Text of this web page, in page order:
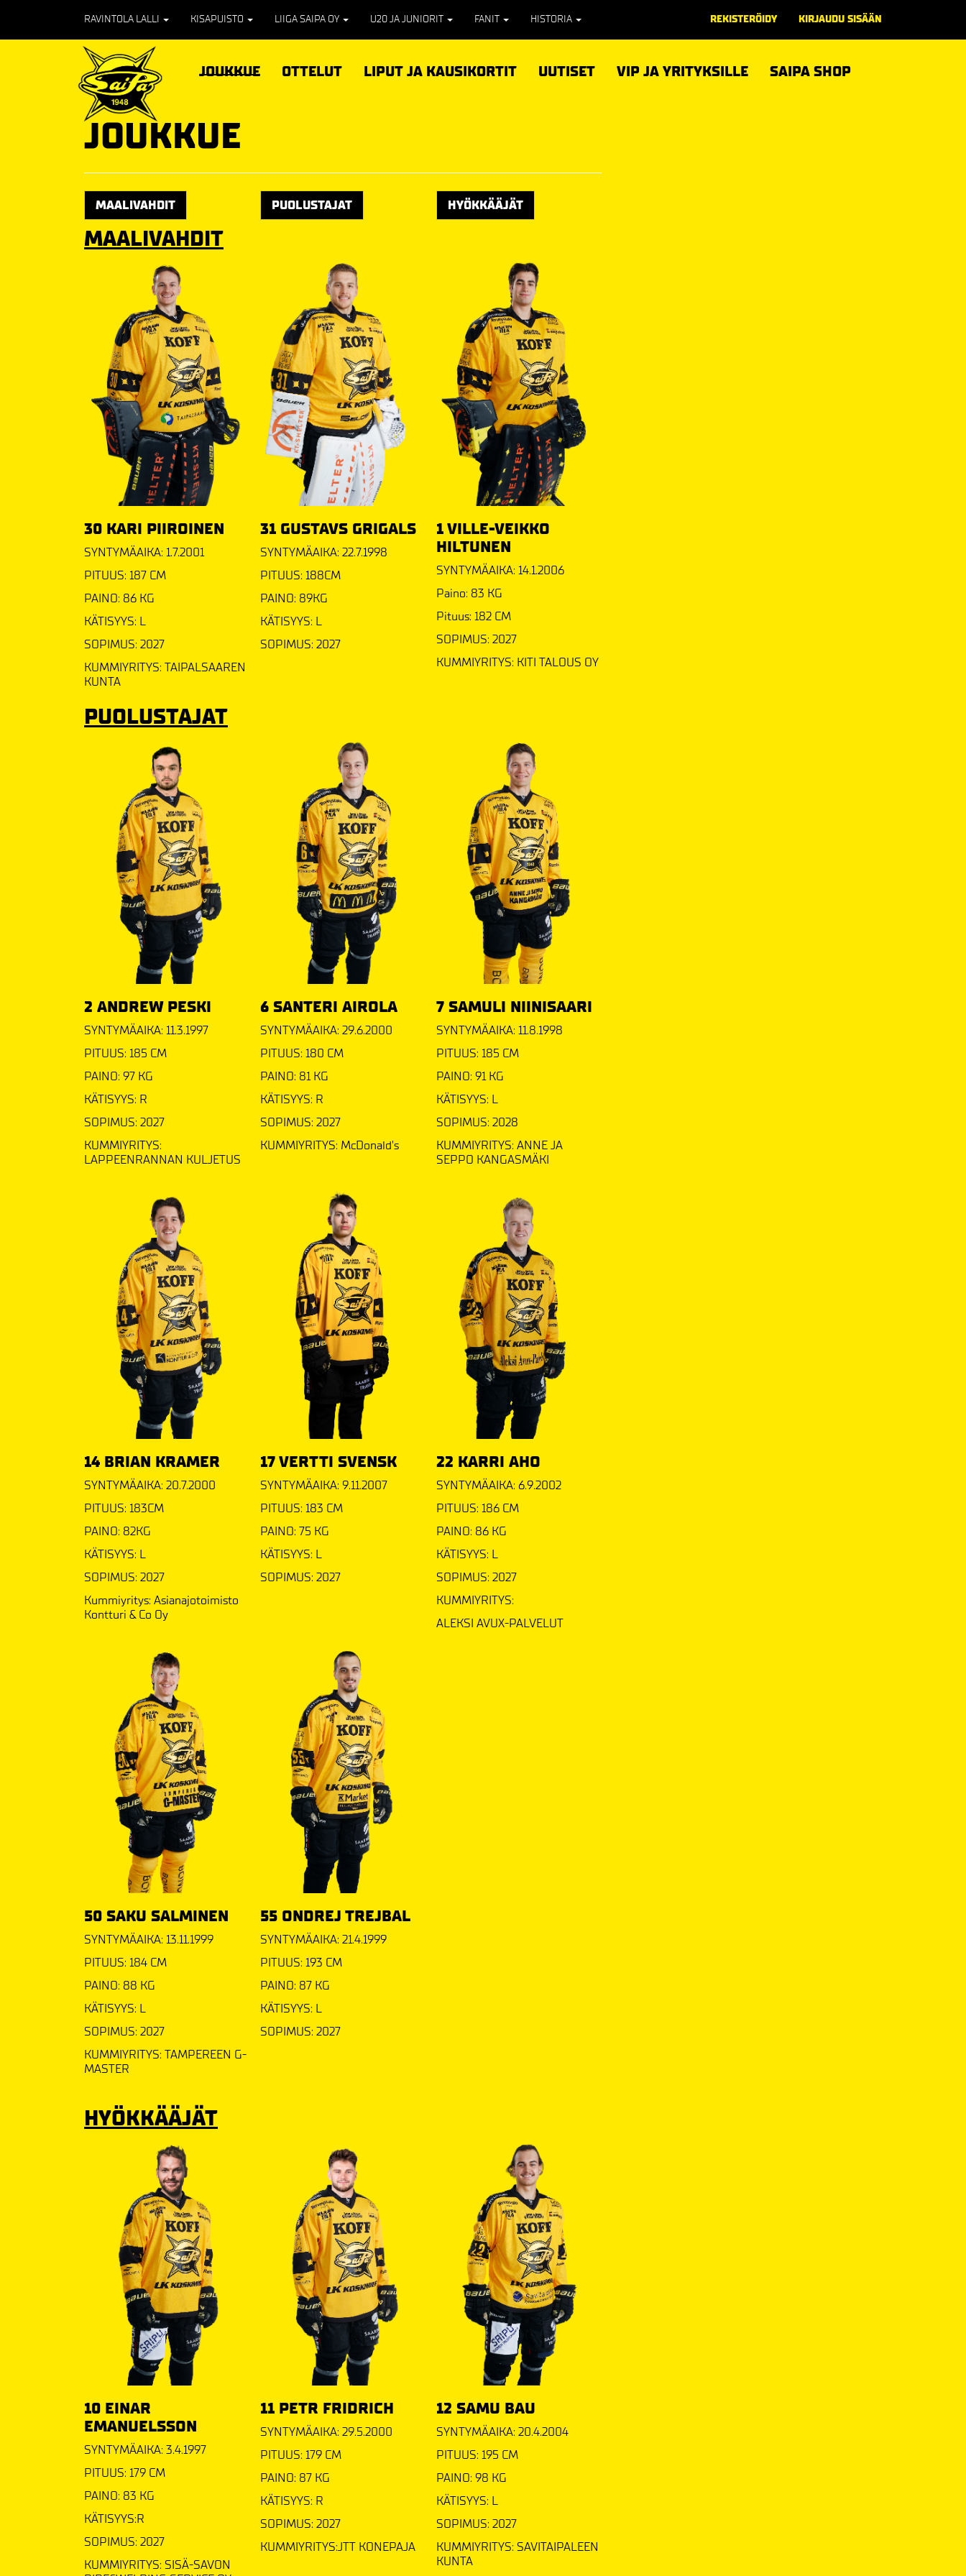
RAVINTOLA LALLI KISAPUISTO LIIGA SAIPA OY U20 JA JUNIORIT FANIT HISTORIA REKISTERÖIDY KIRJAUDU SISÄÄN
JOUKKUE OTTELUT LIPUT JA KAUSIKORTIT UUTISET VIP JA YRITYKSILLE SAIPA SHOP
JOUKKUE
MAALIVAHDIT PUOLUSTAJAT HYÖKKÄÄJÄT
MAALIVAHDIT
30 KARI PIIROINEN
SYNTYMÄAIKA: 1.7.2001
PITUUS: 187 CM
PAINO: 86 KG
KÄTISYYS: L
SOPIMUS: 2027
KUMMIYRITYS: TAIPALSAAREN
KUNTA
31 GUSTAVS GRIGALS
SYNTYMÄAIKA: 22.7.1998
PITUUS: 188CM
PAINO: 89KG
KÄTISYYS: L
SOPIMUS: 2027
1 VILLE-VEIKKO
HILTUNEN
SYNTYMÄAIKA: 14.1.2006
Paino: 83 KG
Pituus: 182 CM
SOPIMUS: 2027
KUMMIYRITYS: KITI TALOUS OY
PUOLUSTAJAT
2 ANDREW PESKI
SYNTYMÄAIKA: 11.3.1997
PITUUS: 185 CM
PAINO: 97 KG
KÄTISYYS: R
SOPIMUS: 2027
KUMMIYRITYS:
LAPPEENRANNAN KULJETUS
6 SANTERI AIROLA
SYNTYMÄAIKA: 29.6.2000
PITUUS: 180 CM
PAINO: 81 KG
KÄTISYYS: R
SOPIMUS: 2027
KUMMIYRITYS: McDonald's
7 SAMULI NIINISAARI
SYNTYMÄAIKA: 11.8.1998
PITUUS: 185 CM
PAINO: 91 KG
KÄTISYYS: L
SOPIMUS: 2028
KUMMIYRITYS: ANNE JA
SEPPO KANGASMÄKI
14 BRIAN KRAMER
SYNTYMÄAIKA: 20.7.2000
PITUUS: 183CM
PAINO: 82KG
KÄTISYYS: L
SOPIMUS: 2027
Kummiyritys: Asianajotoimisto
Kontturi & Co Oy
17 VERTTI SVENSK
SYNTYMÄAIKA: 9.11.2007
PITUUS: 183 CM
PAINO: 75 KG
KÄTISYYS: L
SOPIMUS: 2027
22 KARRI AHO
SYNTYMÄAIKA: 6.9.2002
PITUUS: 186 CM
PAINO: 86 KG
KÄTISYYS: L
SOPIMUS: 2027
KUMMIYRITYS:
ALEKSI AVUX-PALVELUT
50 SAKU SALMINEN
SYNTYMÄAIKA: 13.11.1999
PITUUS: 184 CM
PAINO: 88 KG
KÄTISYYS: L
SOPIMUS: 2027
KUMMIYRITYS: TAMPEREEN G-
MASTER
55 ONDREJ TREJBAL
SYNTYMÄAIKA: 21.4.1999
PITUUS: 193 CM
PAINO: 87 KG
KÄTISYYS: L
SOPIMUS: 2027
HYÖKKÄÄJÄT
10 EINAR
EMANUELSSON
SYNTYMÄAIKA: 3.4.1997
PITUUS: 179 CM
PAINO: 83 KG
KÄTISYYS:R
SOPIMUS: 2027
KUMMIYRITYS: SISÄ-SAVON
11 PETR FRIDRICH
SYNTYMÄAIKA: 29.5.2000
PITUUS: 179 CM
PAINO: 87 KG
KÄTISYYS: R
SOPIMUS: 2027
KUMMIYRITYS:JTT KONEPAJA
12 SAMU BAU
SYNTYMÄAIKA: 20.4.2004
PITUUS: 195 CM
PAINO: 98 KG
KÄTISYYS: L
SOPIMUS: 2027
KUMMIYRITYS: SAVITAIPALEEN
KUNTA